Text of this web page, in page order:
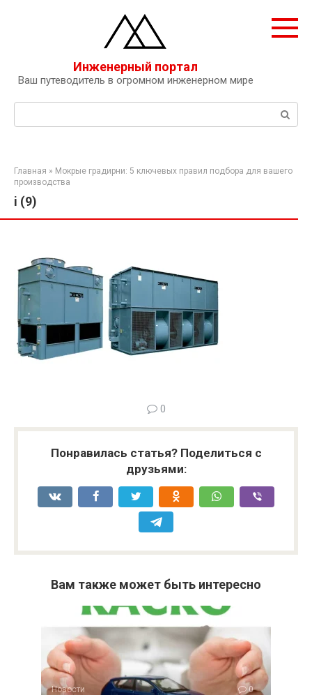
Инженерный портал
Ваш путеводитель в огромном инженерном мире
Поиск:
Главная » Мокрые градирни: 5 ключевых правил подбора для вашего
производства
i (9)
0
Понравилась статья? Поделиться с
друзьями:
Вам также может быть интересно
Новости 0